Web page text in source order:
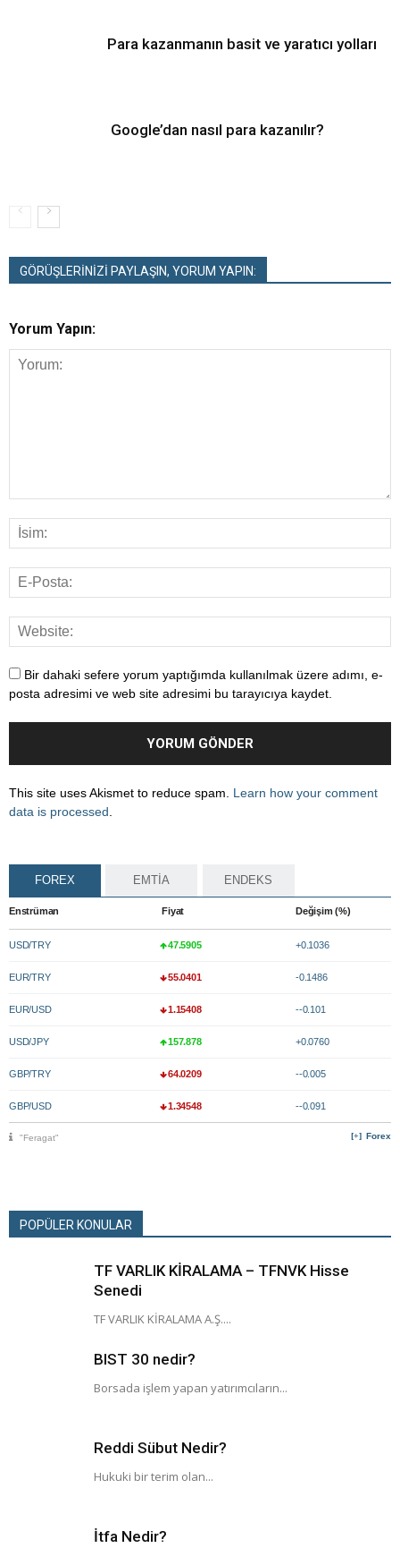
Para kazanmanın basit ve yaratıcı yolları
Google’dan nasıl para kazanılır?
GÖRÜŞLERİNİZİ PAYLAŞIN, YORUM YAPIN:
Yorum Yapın:
Bir dahaki sefere yorum yaptığımda kullanılmak üzere adımı, e-
posta adresimi ve web site adresimi bu tarayıcıya kaydet.
This site uses Akismet to reduce spam. Learn how your comment
data is processed
FOREX EMTİA ENDEKS
Enstrüman Fiyat Değişim (%)
USD/TRY 47.5905 +0.1036
EUR/TRY 55.0401 -0.1486
EUR/USD 1.15408 --0.101
USD/JPY 157.878 +0.0760
GBP/TRY 64.0209 --0.005
GBP/USD 1.34548 --0.091
Forex
"Feragat"
POPÜLER KONULAR
TF VARLIK KİRALAMA – TFNVK Hisse
Senedi
TF VARLIK KİRALAMA A.Ş....
BIST 30 nedir?
Borsada işlem yapan yatırımcıların...
Reddi Sübut Nedir?
Hukuki bir terim olan...
İtfa Nedir?